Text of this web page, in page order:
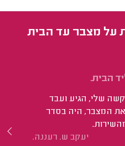
על מצבר עד הבית
הבית.
שלי, הגיע ועבד
את המצבר, היה בסדר
יעקב ש. רעננה.